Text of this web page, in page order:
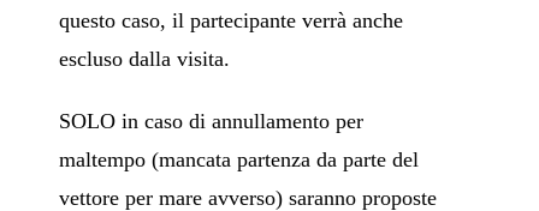
questo caso, il partecipante verrà anche
escluso dalla visita.
SOLO in caso di annullamento per
maltempo (mancata partenza da parte del
vettore per mare avverso) saranno proposte